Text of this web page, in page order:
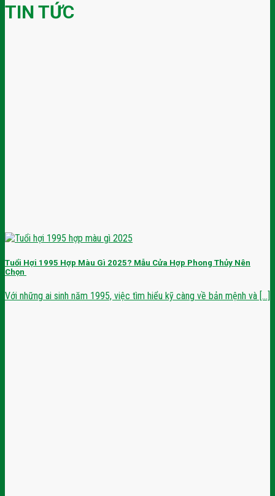
TIN TỨC
Tuổi Hợi 1995 Hợp Màu Gì 2025? Mẫu Cửa Hợp Phong Thủy Nên
Chọn
Với những ai sinh năm 1995, việc tìm hiểu kỹ càng về bản mệnh và [...]